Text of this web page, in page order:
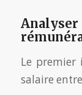
Le premier
salaire